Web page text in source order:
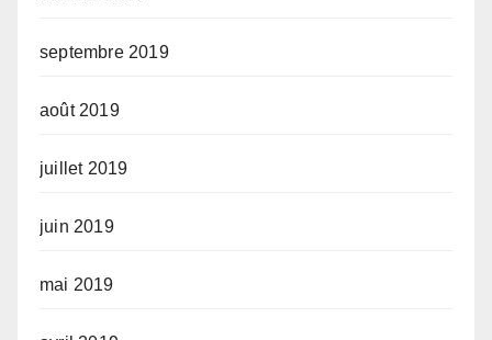
septembre 2019
août 2019
juillet 2019
juin 2019
mai 2019